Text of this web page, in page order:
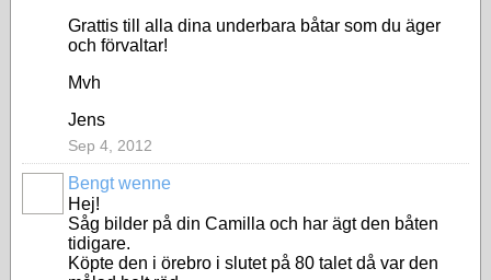
Grattis till alla dina underbara båtar som du äger
och förvaltar!
Mvh
Jens
Sep 4, 2012
Bengt wenne
Hej!
Såg bilder på din Camilla och har ägt den båten
tidigare.
Köpte den i örebro i slutet på 80 talet då var den